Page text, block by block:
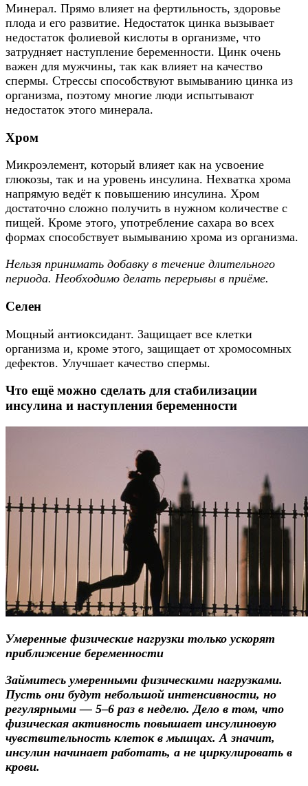
Минерал. Прямо влияет на фертильность, здоровье
плода и его развитие. Недостаток цинка вызывает
недостаток фолиевой кислоты в организме, что
затрудняет наступление беременности. Цинк очень
важен для мужчины, так как влияет на качество
спермы. Стрессы способствуют вымыванию цинка из
организма, поэтому многие люди испытывают
недостаток этого минерала.
Хром
Микроэлемент, который влияет как на усвоение
глюкозы, так и на уровень инсулина. Нехватка хрома
напрямую ведёт к повышению инсулина. Хром
достаточно сложно получить в нужном количестве с
пищей. Кроме этого, употребление сахара во всех
формах способствует вымыванию хрома из организма.
Нельзя принимать добавку в течение длительного
периода. Необходимо делать перерывы в приёме.
Селен
Мощный антиоксидант. Защищает все клетки
организма и, кроме этого, защищает от хромосомных
дефектов. Улучшает качество спермы.
Что ещё можно сделать для стабилизации
инсулина и наступления беременности
Умеренные физические нагрузки только ускорят
приближение беременности
Займитесь умеренными физическими нагрузками.
Пусть они будут небольшой интенсивности, но
регулярными — 5–6 раз в неделю. Дело в том, что
физическая активность повышает инсулиновую
чувствительность клеток в мышцах. А значит,
инсулин начинает работать, а не циркулировать в
крови.